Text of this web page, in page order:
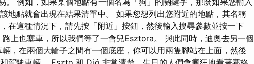
地點就會出現在結果清單中。 如果您想列出您附近的地點，其名稱
在這種情況下，請先按「附近」按鈕，然後輸入搜尋參數並按一下
路上也塞車，所以我們等了一會兒Esztora。 與此同時，迪奧去另一個
，在兩個大輪子之間有一個底座，你可以用兩隻腳站在上面，然後